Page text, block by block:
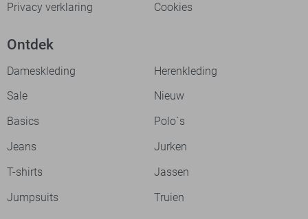
Privacy verklaring
Cookies
Ontdek
Dameskleding
Herenkleding
Sale
Nieuw
Basics
Polo`s
Jeans
Jurken
T-shirts
Jassen
Jumpsuits
Truien